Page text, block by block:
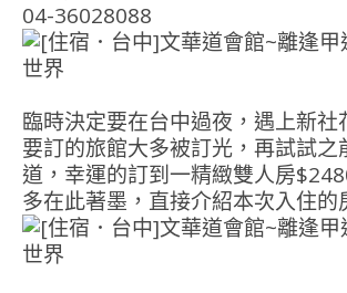
04-36028088
臨時決定要在台中過夜，遇上新社
要訂的旅館大多被訂光，再試試之
道，幸運的訂到一精緻雙人房
多在此著墨，直接介紹本次入住的